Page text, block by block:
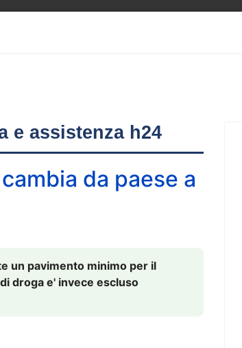
e assistenza h24
da paese a
un pavimento minimo per il
droga e' invece escluso